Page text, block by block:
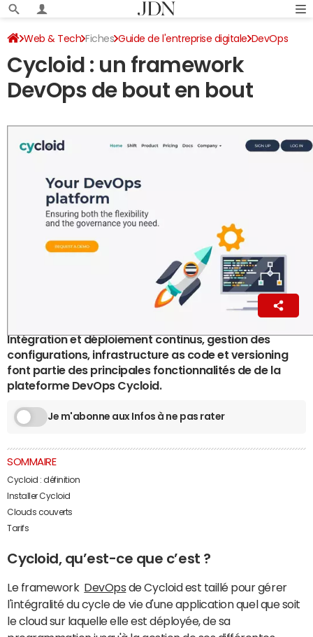
Web & Tech Fiches Guide de l'entreprise digitale DevOps
Cycloid : un framework
DevOps de bout en bout
Intégration et déploiement continus, gestion des
configurations, infrastructure as code et versioning
font partie des principales fonctionnalités de de la
plateforme DevOps Cycloid.
Je m'abonne aux Infos à ne pas rater
SOMMAIRE
Cycloid : définition
Installer Cycloid
Clouds couverts
Tarifs
Cycloid, qu’est-ce que c’est ?
Le framework DevOps de Cycloid est taillé pour gérer
l'intégralité du cycle de vie d'une application quel que soit
le cloud sur laquelle elle est déployée, de sa